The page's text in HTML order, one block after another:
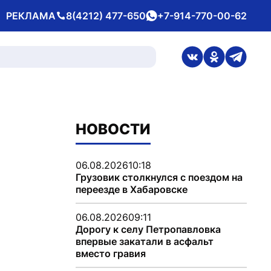
РЕКЛАМА
Телефон 8(4212) 477-650whatsApp
+7-914-770-00-62
ссылка на
ссылка на
НОВОСТИ
06.08.202610:18
Грузовик столкнулся с поездом на
переезде в Хабаровске
06.08.202609:11
Дорогу к селу Петропавловка
впервые закатали в асфальт
вместо гравия